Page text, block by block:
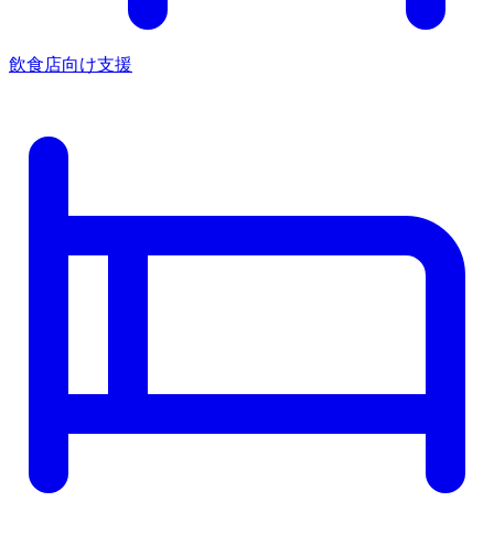
飲食店向け支援